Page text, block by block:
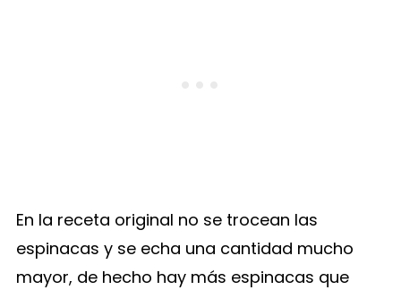
En la receta original no se trocean las
espinacas y se echa una cantidad mucho
mayor, de hecho hay más espinacas que